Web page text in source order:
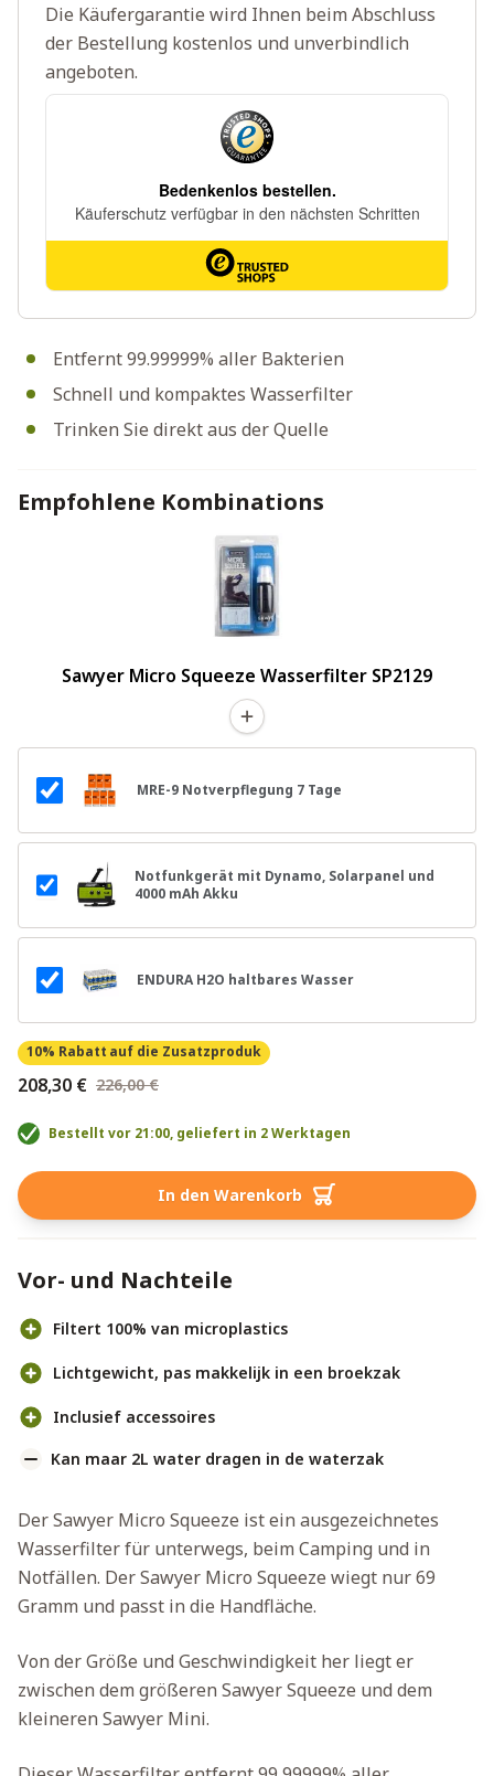
Entfernt 99.99999% aller Bakterien
Schnell und kompaktes Wasserfilter
Trinken Sie direkt aus der Quelle
Die Käufergarantie wird Ihnen beim Abschluss
der Bestellung kostenlos und unverbindlich
angeboten.
Empfohlene Kombinations
Sawyer Micro Squeeze Wasserfilter SP2129
MRE-9 Notverpflegung 7 Tage
Notfunkgerät mit Dynamo, Solarpanel und
4000 mAh Akku
ENDURA H2O haltbares Wasser
10% Rabatt auf die Zusatzproduk
208,30 € 226,00 €
Bestellt vor 21:00, geliefert in 2 Werktagen
In den Warenkorb
Vor- und Nachteile
Filtert 100% van microplastics
Lichtgewicht, pas makkelijk in een broekzak
Inclusief accessoires
Kan maar 2L water dragen in de waterzak
Der Sawyer Micro Squeeze ist ein ausgezeichnetes
Wasserfilter für unterwegs, beim Camping und in
Notfällen. Der Sawyer Micro Squeeze wiegt nur 69
Gramm und passt in die Handfläche.
Von der Größe und Geschwindigkeit her liegt er
zwischen dem größeren Sawyer Squeeze und dem
kleineren Sawyer Mini.